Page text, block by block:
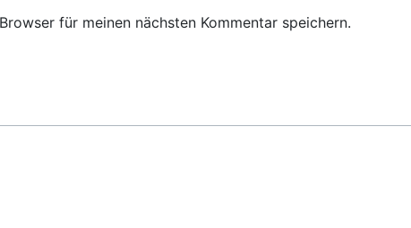
für meinen nächsten Kommentar speichern.